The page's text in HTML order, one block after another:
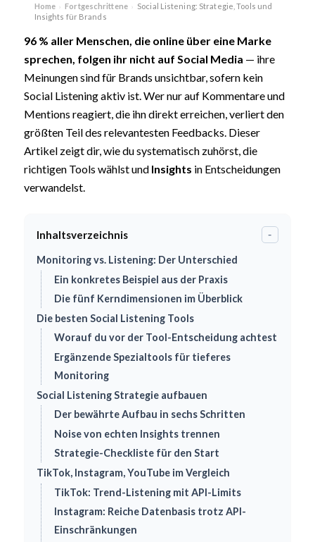
Home › Fortgeschrittene › Social Listening: Strategie, Tools und
Insights für Brands
96 % aller Menschen, die online über eine Marke
sprechen, folgen ihr nicht auf Social Media — ihre
Meinungen sind für Brands unsichtbar, sofern kein
Social Listening aktiv ist. Wer nur auf Kommentare und
Mentions reagiert, die ihn direkt erreichen, verliert den
größten Teil des relevantesten Feedbacks. Dieser
Artikel zeigt dir, wie du systematisch zuhörst, die
richtigen Tools wählst und Insights in Entscheidungen
verwandelst.
Inhaltsverzeichnis -
Monitoring vs. Listening: Der Unterschied
Ein konkretes Beispiel aus der Praxis
Die fünf Kerndimensionen im Überblick
Die besten Social Listening Tools
Worauf du vor der Tool-Entscheidung achtest
Ergänzende Spezialtools für tieferes
Monitoring
Social Listening Strategie aufbauen
Der bewährte Aufbau in sechs Schritten
Noise von echten Insights trennen
Strategie-Checkliste für den Start
TikTok, Instagram, YouTube im Vergleich
TikTok: Trend-Listening mit API-Limits
Instagram: Reiche Datenbasis trotz API-
Einschränkungen